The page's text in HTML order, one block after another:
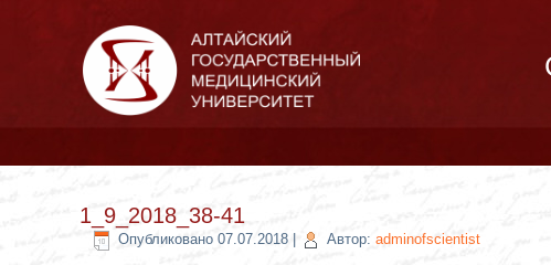
1_9_2018_38-41
Опубликовано 07.07.2018 Автор: adminofscientist